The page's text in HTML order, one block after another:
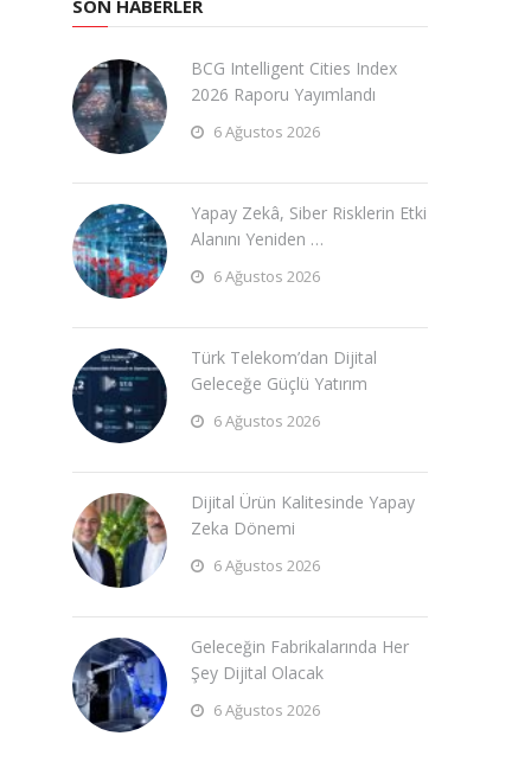
SON HABERLER
BCG Intelligent Cities Index
2026 Raporu Yayımlandı
6 Ağustos 2026
Yapay Zekâ, Siber Risklerin Etki
Alanını Yeniden …
6 Ağustos 2026
Türk Telekom’dan Dijital
Geleceğe Güçlü Yatırım
6 Ağustos 2026
Dijital Ürün Kalitesinde Yapay
Zeka Dönemi
6 Ağustos 2026
Geleceğin Fabrikalarında Her
Şey Dijital Olacak
6 Ağustos 2026